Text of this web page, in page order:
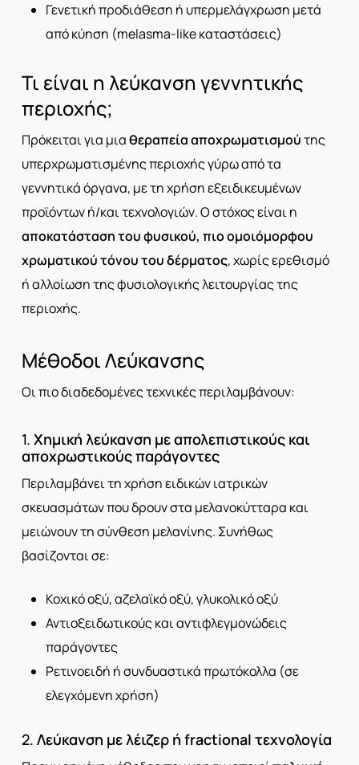
Γενετική προδιάθεση ή υπερμελάγχρωση μετά
από κύηση (melasma-like καταστάσεις)
Τι είναι η λεύκανση γεννητικής
περιοχής;
Πρόκειται για μιαθεραπεία αποχρωματισμούτης
υπερχρωματισμένης περιοχής γύρω από τα
γεννητικά όργανα, με τη χρήση εξειδικευμένων
προϊόντων ή/και τεχνολογιών. Ο στόχος είναι η
αποκατάσταση του φυσικού, πιο ομοιόμορφου
χρωματικού τόνου του δέρματος, χωρίς ερεθισμό
ή αλλοίωση της φυσιολογικής λειτουργίας της
περιοχής.
Μέθοδοι Λεύκανσης
Οι πιο διαδεδομένες τεχνικές περιλαμβάνουν:
1. Χημική λεύκανση με απολεπιστικούς και
αποχρωστικούς παράγοντες
Περιλαμβάνει τη χρήση ειδικών ιατρικών
σκευασμάτων που δρουν στα μελανοκύτταρα και
μειώνουν τη σύνθεση μελανίνης. Συνήθως
βασίζονται σε:
Κοχικό οξύ, αζελαϊκό οξύ, γλυκολικό οξύ
Αντιοξειδωτικούς και αντιφλεγμονώδεις
παράγοντες
Ρετινοειδή ή συνδυαστικά πρωτόκολλα (σε
ελεγχόμενη χρήση)
2. Λεύκανση με λέιζερ ή fractional τεχνολογία